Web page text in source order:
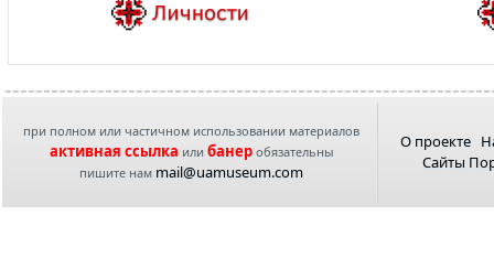
при полном или частичном использовании материалов
активная ссылка или банеробязательны
пишите нам mail@uamuseum.com
О проекте
Сайты